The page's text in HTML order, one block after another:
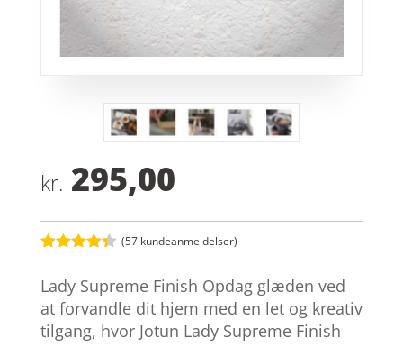
kr. 295,00
ud af 5
baseret
på
kundebedø
(57 kundeanmeldelser)
Lady Supreme Finish Opdag glæden ved
at forvandle dit hjem med en let og kreativ
tilgang, hvor Jotun Lady Supreme Finish